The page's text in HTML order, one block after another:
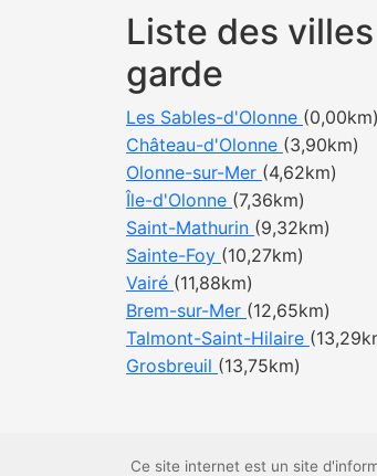
Liste des
garde
Les Sables-d'Olonne (0,00km)
Château-d'Olonne (3,90km)
Olonne-sur-Mer (4,62km)
Île-d'Olonne (7,36km)
Saint-Mathurin (9,32km)
Sainte-Foy (10,27km)
Vairé (11,88km)
Brem-sur-Mer (12,65km)
Talmont-Saint-Hilaire
Grosbreuil (13,75km)
Ce site internet est un site